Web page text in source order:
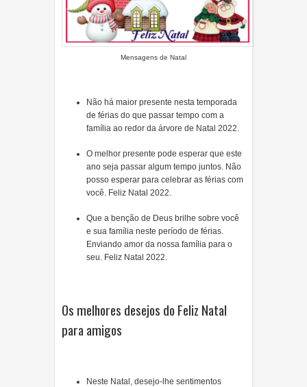
Mensagens de Natal
Não há maior presente nesta temporada
de férias do que passar tempo com a
família ao redor da árvore de Natal 2022.
O melhor presente pode esperar que este
ano seja passar algum tempo juntos. Não
posso esperar para celebrar as férias com
você. Feliz Natal 2022.
Que a benção de Deus brilhe sobre você
e sua família neste período de férias.
Enviando amor da nossa família para o
seu. Feliz Natal 2022.
Os melhores desejos do Feliz Natal
para amigos
Neste Natal, desejo-lhe sentimentos